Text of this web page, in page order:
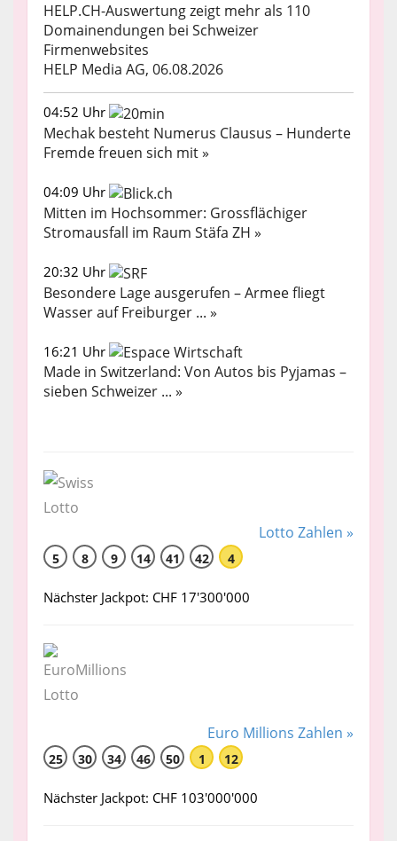
HELP.CH-Auswertung zeigt mehr als 110
Domainendungen bei Schweizer
Firmenwebsites
HELP Media AG, 06.08.2026
04:52 Uhr
Mechak besteht Numerus Clausus – Hunderte
Fremde freuen sich mit »
04:09 Uhr
Mitten im Hochsommer: Grossflächiger
Stromausfall im Raum Stäfa ZH »
20:32 Uhr
Besondere Lage ausgerufen – Armee fliegt
Wasser auf Freiburger ... »
16:21 Uhr
Made in Switzerland: Von Autos bis Pyjamas –
sieben Schweizer ... »
Lotto Zahlen »
5 8 9 14 41 42 4
Nächster Jackpot: CHF 17'300'000
Euro Millions Zahlen »
25 30 34 46 50 1 12
Nächster Jackpot: CHF 103'000'000